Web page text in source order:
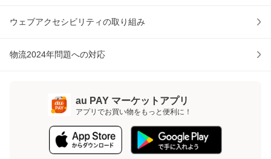
ウェブアクセシビリティの取り組み
物流2024年問題への対応
au PAY マーケットアプリ
アプリでお買い物をもっと便利に！